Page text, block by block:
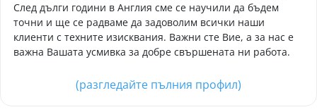
След дълги години в Англия сме се научили да бъдем
точни и ще се радваме да задоволим всички наши
клиенти с техните изисквания. Важни сте Вие, а за нас е
важна Вашата усмивка за добре свършената ни работа.
(разгледайте пълния профил)